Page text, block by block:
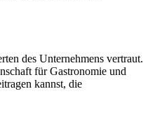
des Unternehmens vertraut.
für Gastronomie und
kannst, die